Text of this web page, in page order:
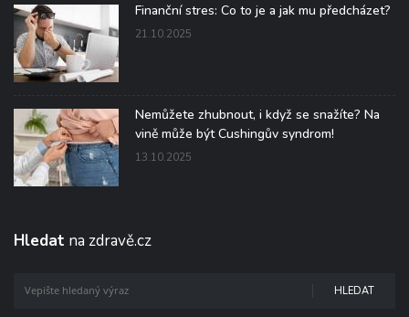
Finanční stres: Co to je a jak mu předcházet?
21.10.2025
Nemůžete zhubnout, i když se snažíte? Na
vině může být Cushingův syndrom!
13.10.2025
Hledat na zdravě.cz
HLEDAT